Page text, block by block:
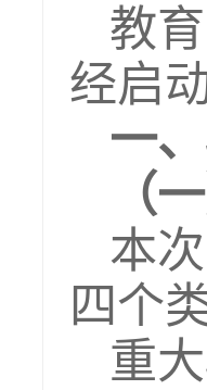
教
经启
一
（
本
四个
重